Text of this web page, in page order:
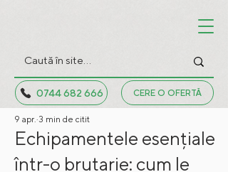
CERE O OFERTĂ
0744 682 666
Echipamentele esențiale
într-o brutarie: cum le
9 apr. 3 min de citit